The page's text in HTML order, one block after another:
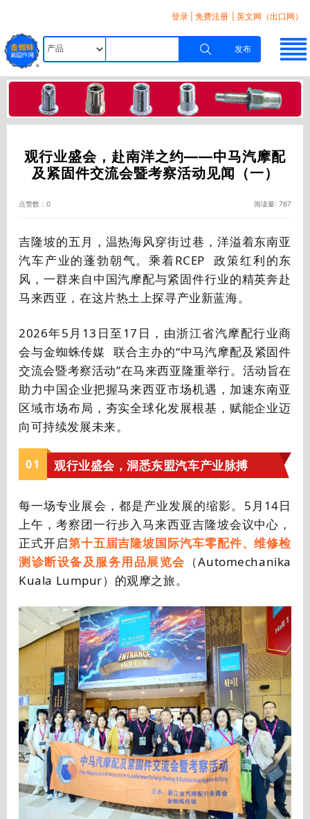
登录 免费注册 | 英文网（出口网）
发布
观行业盛会，赴南洋之约——中马汽摩配
及紧固件交流会暨考察活动见闻（一）
点赞数：0 阅读量: 767
吉隆坡的五月，温热海风穿街过巷，洋溢着东南亚
汽车产业的蓬勃朝气。乘着RCEP
政策红利的东
风，一群来自中国汽摩配与紧固件行业的精英奔赴
马来西亚，在这片热土上探寻产业新蓝海。
2026年5月13日至17日，由浙江省汽摩配行业商
会与金蜘蛛传媒 联合主办的“中马汽摩配及紧固件
交流会暨考察活动”在马来西亚隆重举行。活动旨在
助力中国企业把握马来西亚市场机遇，加速东南亚
区域市场布局，夯实全球化发展根基，赋能企业迈
向可持续发展未来。
01 观行业盛会，洞悉东盟汽车产业脉搏
每一场专业展会，都是产业发展的缩影。5月14日
上午，考察团一行步入马来西亚吉隆坡会议中心，
正式开启第十五届吉隆坡国际汽车零配件、维修检
测诊断设备及服务用品展览会 （Automechanika
Kuala Lumpur）的观摩之旅。